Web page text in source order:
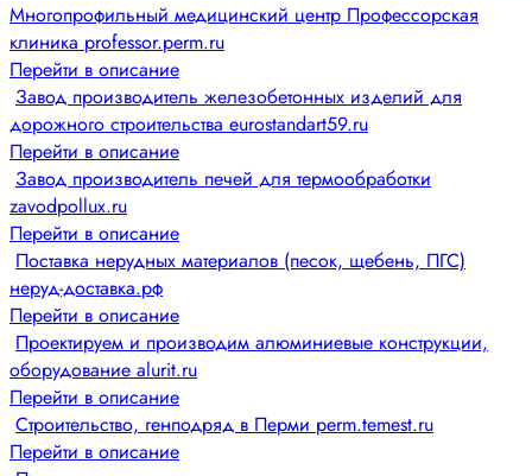
Многопрофильный медицинский центр Профессорская
клиника professor.perm.ru
Перейти в описание
Завод производитель железобетонных изделий для
дорожного строительства eurostandart59.ru
Перейти в описание
Завод производитель печей для термообработки
zavodpollux.ru
Перейти в описание
Поставка нерудных материалов (песок, щебень, ПГС)
неруд-доставка.рф
Перейти в описание
Проектируем и производим алюминиевые конструкции,
оборудование alurit.ru
Перейти в описание
Строительство, генподряд в Перми perm.temest.ru
Перейти в описание